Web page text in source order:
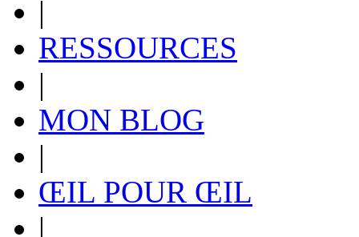
|
RESSOURCES
|
MON BLOG
|
ŒIL POUR ŒIL
|